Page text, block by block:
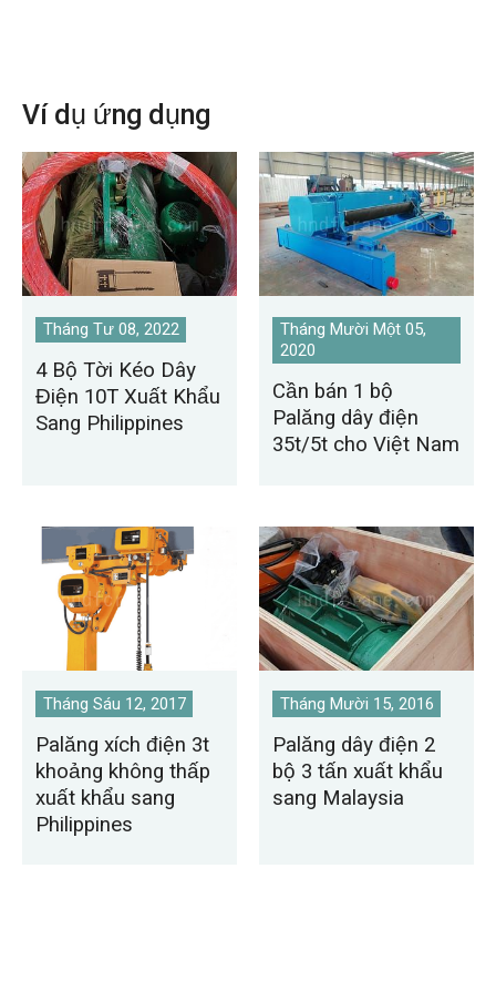
Ví dụ ứng dụng
Tháng Tư 08, 2022
4 Bộ Tời Kéo Dây
Điện 10T Xuất Khẩu
Sang Philippines
Tháng Mười Một 05,
2020
Cần bán 1 bộ
Palăng dây điện
35t/5t cho Việt Nam
Tháng Sáu 12, 2017
Palăng xích điện 3t
khoảng không thấp
xuất khẩu sang
Philippines
Tháng Mười 15, 2016
Palăng dây điện 2
bộ 3 tấn xuất khẩu
sang Malaysia